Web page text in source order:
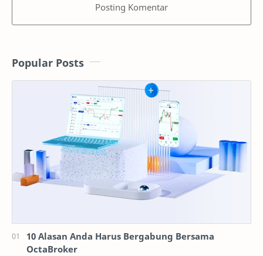
Posting Komentar
Popular Posts
10 Alasan Anda Harus Bergabung Bersama
OctaBroker